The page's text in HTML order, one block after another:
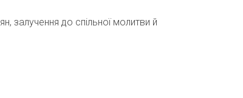
залучення до спільної молитви й